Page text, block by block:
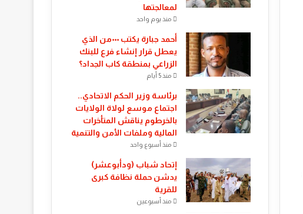
لمعالجتها
منذ يوم واحد
أحمد جبارة يكتب ٠٠٠من الذي
يعطل قرار إنشاء فرع للبنك
الزراعي بمنطقة كاب الجداد؟
منذ 5 أيام
​برئاسة وزير الحكم الاتحادي..
اجتماع موسع لولاة الولايات
بالخرطوم يناقش المتأخرات
المالية وملفات الأمن والتنمية
منذ أسبوع واحد
إتحاد شباب (ودأبوعشر)
يدشن حملة نظافة كبرى
للقرية
منذ أسبوعين